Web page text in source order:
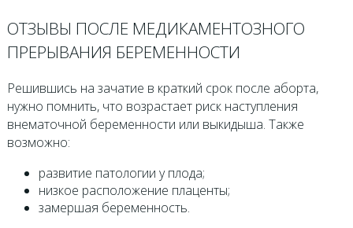
ОТЗЫВЫ ПОСЛЕ МЕДИКАМЕНТОЗНОГО
ПРЕРЫВАНИЯ БЕРЕМЕННОСТИ
Решившись на зачатие в краткий срок после аборта,
нужно помнить, что возрастает риск наступления
внематочной беременности или выкидыша. Также
возможно:
развитие патологии у плода;
низкое расположение плаценты;
замершая беременность.